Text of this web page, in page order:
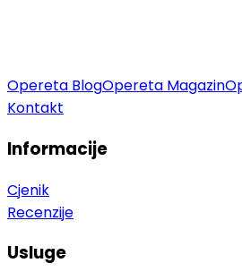
Opereta BlogOpereta Magazin
Kontakt
Informacije
Cjenik
Recenzije
Usluge